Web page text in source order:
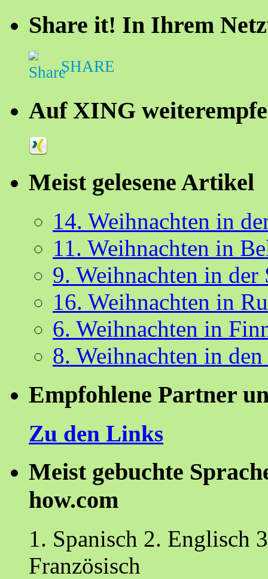
Share it! In Ihrem
SHARE
Auf XING
Meist gelesene Artikel
14. Weihnachten in
11. Weihnachten in
9. Weihnachten in der
16. Weihnachten in
6. Weihnachten in
8. Weihnachten in
Empfohlene Partner
Zu den Links
Meist gebuchte
how.com
1. Spanisch 2. Englisch
Französisch